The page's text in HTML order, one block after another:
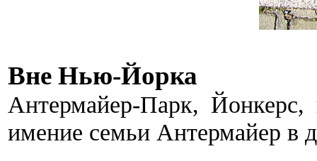
Вне Нью-Йорка
Антермайер-Парк, Йонкерс,
имение семьи Антермайер в